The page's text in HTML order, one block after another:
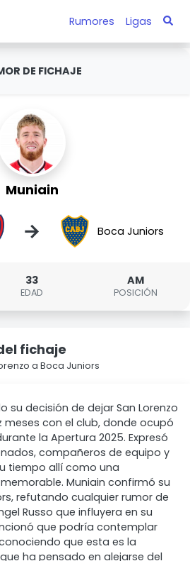
Rumores Ligas
DE FICHAJE
Muniain
→ Boca Juniors
33
EDAD
AM
POSICIÓN
fichaje
a Boca Juniors
su decisión de dejar San Lorenzo
meses con el club, donde ocupó
la Apertura 2025. Expresó
compañeros de equipo y
tiempo allí como una
Muniain confirmó su
refutando cualquier rumor de
Russo que influyera en su
que podría contemplar
que esta es la
ha pensado en alejarse del